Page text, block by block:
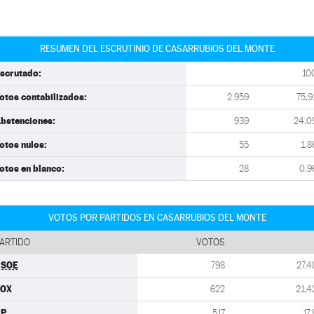
RESUMEN DEL ESCRUTINIO DE CASARRUBIOS DEL MONTE
contabilizados: 2.959
939
nulos: 55
en blanco: 28
VOTOS POR PARTIDOS EN CASARRUBIOS DEL MONTE
VOTOS
798
622